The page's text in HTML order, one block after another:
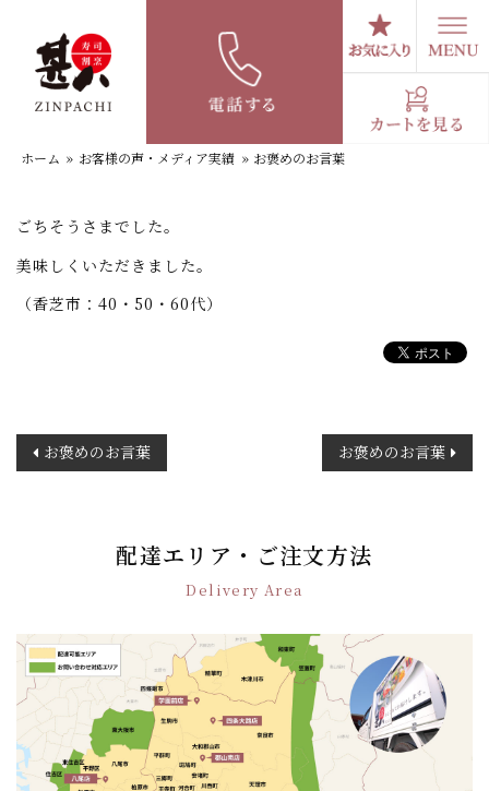
お褒めのお言葉
ホーム » お客様の声・メディア実績 » お褒めのお言葉
ごちそうさまでした。
美味しくいただきました。
（香芝市：40・50・60代）
稿
ン
お褒めのお言葉 お褒めのお言葉
配達エリア・ご注文方法
Delivery Area